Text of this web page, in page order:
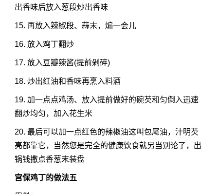
出香味后放入葱段炒出香味
15. 再放入辣椒段、蒜末，煸一会儿
16. 放入鸡丁翻炒
17. 放入豆瓣辣酱(提前剁碎)
18. 炒出红油和香味再烹入料酒
19. 加一点点鸡汤、放入提前做好的碗芡和匀倒入迅速
翻炒均匀，加入花生米
20. 最后可以加一点红色的辣椒油这叫包尾油，汁明芡
亮都靠它，当然您是完全的健康饮食就另当别论了，出
锅钱撒点香葱末装盘
宫保鸡丁的做法五